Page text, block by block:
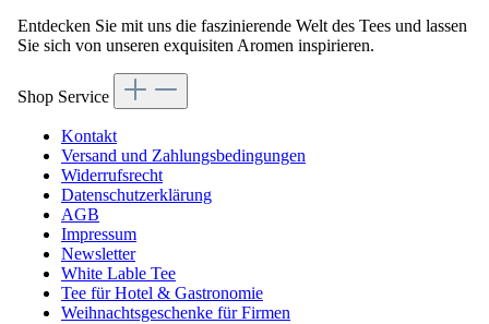
Entdecken Sie mit uns die faszinierende Welt des Tees und lassen
Sie sich von unseren exquisiten Aromen inspirieren.
Shop Service
Kontakt
Versand und Zahlungsbedingungen
Widerrufsrecht
Datenschutzerklärung
AGB
Impressum
Newsletter
White Lable Tee
Tee für Hotel & Gastronomie
Weihnachtsgeschenke für Firmen